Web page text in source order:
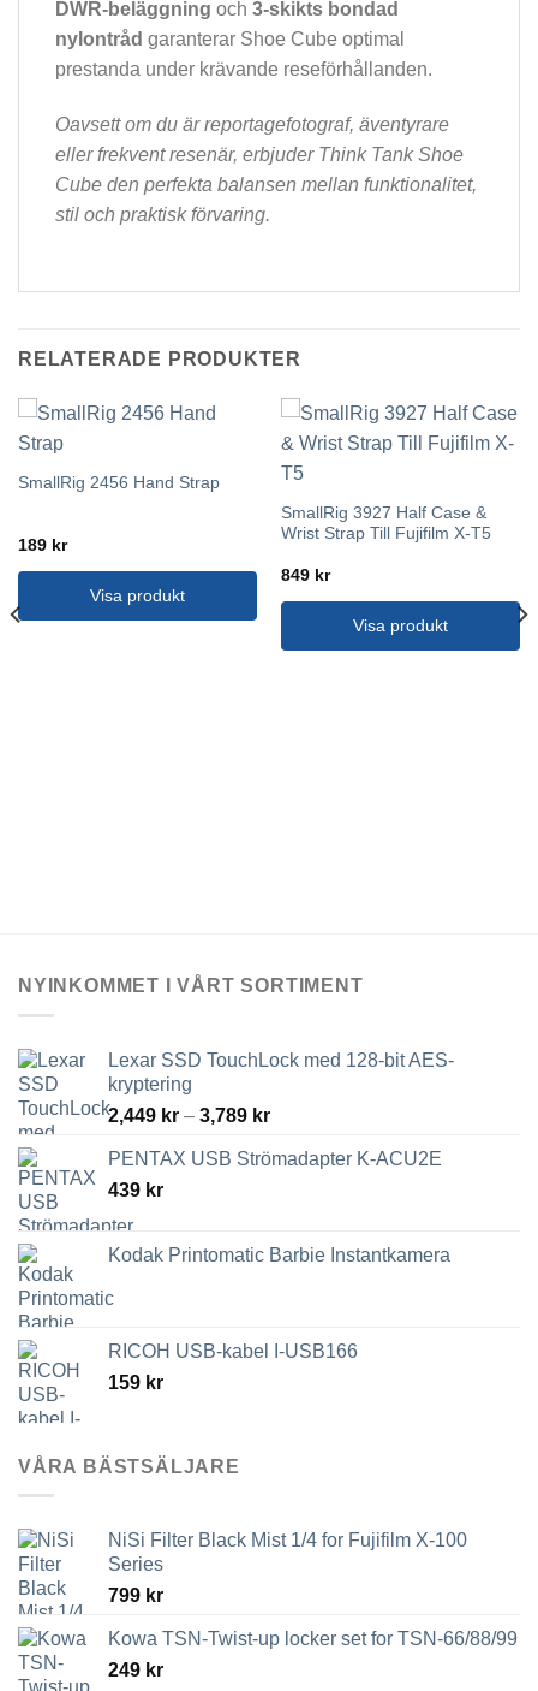
DWR-beläggning och 3-skikts bondad
nylontråd garanterar Shoe Cube optimal
prestanda under krävande reseförhållanden.
Oavsett om du är reportagefotograf, äventyrare
eller frekvent resenär, erbjuder Think Tank Shoe
Cube den perfekta balansen mellan funktionalitet,
stil och praktisk förvaring.
RELATERADE PRODUKTER
SmallRig 2456 Hand Strap
189 kr
Visa produkt
SmallRig 3927 Half Case &
Wrist Strap Till Fujifilm X-T5
849 kr
Visa produkt
NYINKOMMET I VÅRT SORTIMENT
Lexar SSD TouchLock med 128-bit AES-
kryptering
2,449 kr – 3,789 krPrisintervall:
till
PENTAX USB Strömadapter K-ACU2E
439 kr
Kodak Printomatic Barbie Instantkamera
RICOH USB-kabel I-USB166
159 kr
VÅRA BÄSTSÄLJARE
NiSi Filter Black Mist 1/4 for Fujifilm X-100
Series
799 kr
Kowa TSN-Twist-up locker set for TSN-66/88/99
249 kr